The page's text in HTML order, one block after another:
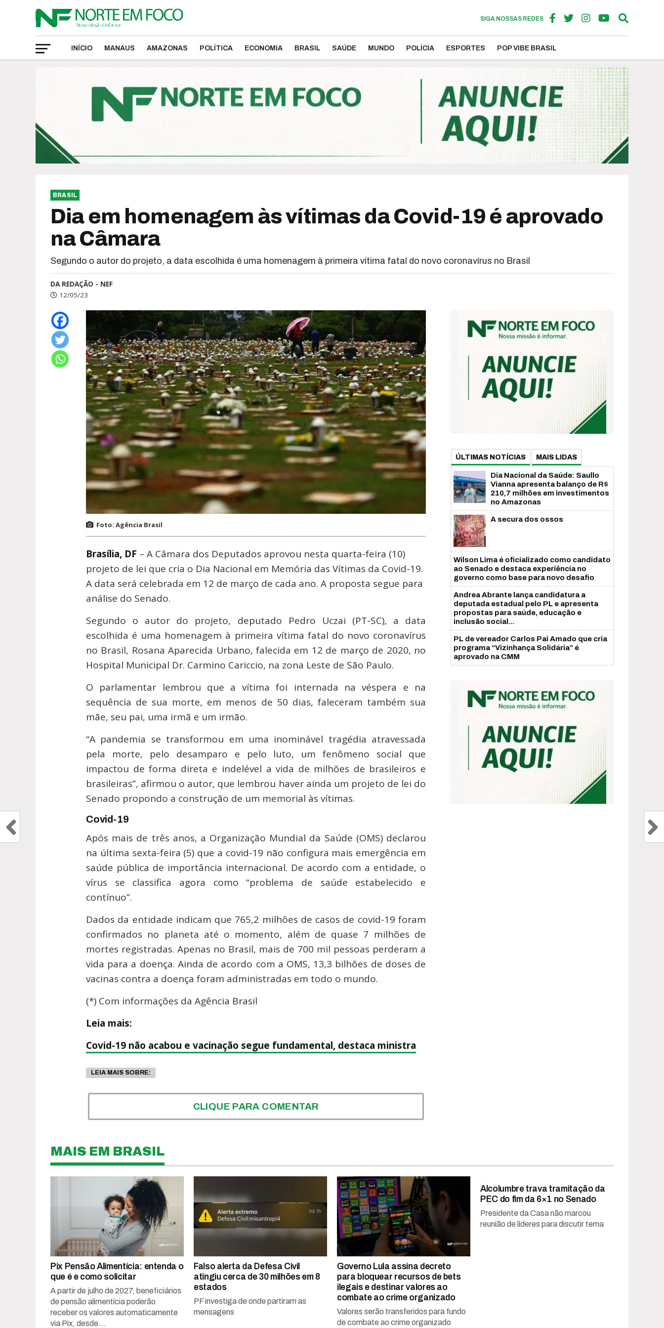
SIGA NOSSAS REDES
INÍCIO MANAUS AMAZONAS POLÍTICA ECONOMIA BRASIL SAÚDE MUNDO POLÍCIA ESPORTES POP VIBE BRASIL
BRASIL
Dia em homenagem às vítimas da Covid-19 é aprovado
na Câmara
Segundo o autor do projeto, a data escolhida é uma homenagem à primeira vítima fatal do novo coronavírus no Brasil
DA REDAÇÃO - NEF
12/05/23
Foto: Agência Brasil
Brasília, DF – A Câmara dos Deputados aprovou nesta quarta-feira (10)
projeto de lei que cria o Dia Nacional em Memória das Vítimas da Covid-19.
A data será celebrada em 12 de março de cada ano. A proposta segue para
análise do Senado.
Segundo o autor do projeto, deputado Pedro Uczai (PT-SC), a data
escolhida é uma homenagem à primeira vítima fatal do novo coronavírus
no Brasil, Rosana Aparecida Urbano, falecida em 12 de março de 2020, no
Hospital Municipal Dr. Carmino Cariccio, na zona Leste de São Paulo.
O parlamentar lembrou que a vítima foi internada na véspera e na
sequência de sua morte, em menos de 50 dias, faleceram também sua
mãe, seu pai, uma irmã e um irmão.
“A pandemia se transformou em uma inominável tragédia atravessada
pela morte, pelo desamparo e pelo luto, um fenômeno social que
impactou de forma direta e indelével a vida de milhões de brasileiros e
brasileiras”, afirmou o autor, que lembrou haver ainda um projeto de lei do
Senado propondo a construção de um memorial às vítimas.
Covid-19
Após mais de três anos, a Organização Mundial da Saúde (OMS) declarou
na última sexta-feira (5) que a covid-19 não configura mais emergência em
saúde pública de importância internacional. De acordo com a entidade, o
vírus se classifica agora como “problema de saúde estabelecido e
contínuo”.
Dados da entidade indicam que 765,2 milhões de casos de covid-19 foram
confirmados no planeta até o momento, além de quase 7 milhões de
mortes registradas. Apenas no Brasil, mais de 700 mil pessoas perderam a
vida para a doença. Ainda de acordo com a OMS, 13,3 bilhões de doses de
vacinas contra a doença foram administradas em todo o mundo.
(*) Com informações da Agência Brasil
Leia mais:
Covid-19 não acabou e vacinação segue fundamental, destaca ministra
LEIA MAIS SOBRE:
CLIQUE PARA COMENTAR
ÚLTIMAS NOTÍCIAS MAIS LIDAS
Dia Nacional da Saúde: Saullo
Vianna apresenta balanço de R$
210,7 milhões em investimentos
no Amazonas
A secura dos ossos
Wilson Lima é oficializado como candidato
ao Senado e destaca experiência no
governo como base para novo desafio
Andrea Abrante lança candidatura a
deputada estadual pelo PL e apresenta
propostas para saúde, educação e
inclusão social...
PL de vereador Carlos Pai Amado que cria
programa “Vizinhança Solidária” é
aprovado na CMM
MAIS EM BRASIL
Pix Pensão Alimentícia: entenda o
que é e como solicitar
A partir de julho de 2027, beneficiários
de pensão alimentícia poderão
receber os valores automaticamente
via Pix, desde...
Falso alerta da Defesa Civil
atingiu cerca de 30 milhões em 8
estados
PF investiga de onde partiram as
mensagens
Governo Lula assina decreto
para bloquear recursos de bets
ilegais e destinar valores ao
combate ao crime organizado
Valores serão transferidos para fundo
de combate ao crime organizado
Alcolumbre trava tramitação da
PEC do fim da 6×1 no Senado
Presidente da Casa não marcou
reunião de líderes para discutir tema